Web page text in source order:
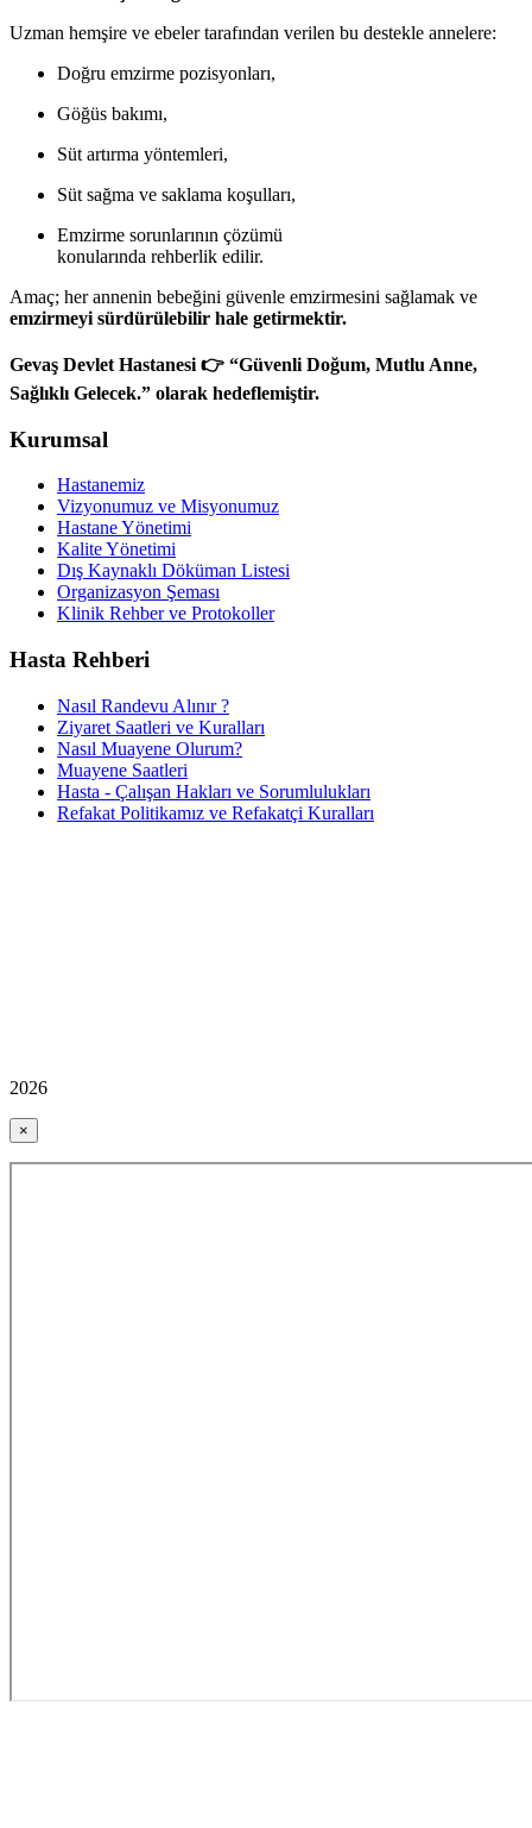
Uzman hemşire ve ebeler tarafından verilen bu destekle annelere:
Doğru emzirme pozisyonları,
Göğüs bakımı,
Süt artırma yöntemleri,
Süt sağma ve saklama koşulları,
Emzirme sorunlarının çözümü
konularında rehberlik edilir.
Amaç; her annenin bebeğini güvenle emzirmesini sağlamak ve
emzirmeyi sürdürülebilir hale getirmektir.
Gevaş Devlet Hastanesi 👉 “Güvenli Doğum, Mutlu Anne,
Sağlıklı Gelecek.” olarak hedeflemiştir.
Kurumsal
Hastanemiz
Vizyonumuz ve Misyonumuz
Hastane Yönetimi
Kalite Yönetimi
Dış Kaynaklı Döküman Listesi
Organizasyon Şeması
Klinik Rehber ve Protokoller
Hasta Rehberi
Nasıl Randevu Alınır ?
Ziyaret Saatleri ve Kuralları
Nasıl Muayene Olurum?
Muayene Saatleri
Hasta - Çalışan Hakları ve Sorumlulukları
Refakat Politikamız ve Refakatçi Kuralları
2026
×